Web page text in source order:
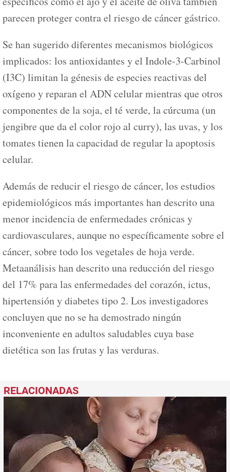
parecen proteger contra el riesgo de cáncer gástrico.
Se han sugerido diferentes mecanismos biológicos
implicados: los antioxidantes y el Indole-3-Carbinol
(I3C) limitan la génesis de especies reactivas del
oxígeno y reparan el ADN celular mientras que otros
componentes de la soja, el té verde, la cúrcuma (un
jengibre que da el color rojo al curry), las uvas, y los
tomates tienen la capacidad de regular la apoptosis
celular.
Además de reducir el riesgo de cáncer, los estudios
epidemiológicos más importantes han descrito una
menor incidencia de enfermedades crónicas y
cardiovasculares, aunque no específicamente sobre el
cáncer, sobre todo los vegetales de hoja verde.
Metaanálisis han descrito una reducción del riesgo
del 17% para las enfermedades del corazón, ictus,
hipertensión y diabetes tipo 2. Los investigadores
concluyen que no se ha demostrado ningún
inconveniente en adultos saludables cuya base
dietética son las frutas y las verduras.